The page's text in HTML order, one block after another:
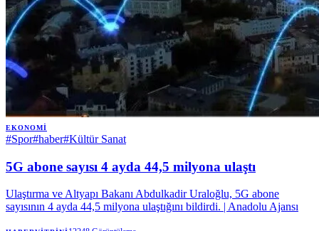
EKONOMI
#Spor#haber#Kültür Sanat
5G abone sayısı 4 ayda 44,5 milyona ulaştı
Ulaştırma ve Altyapı Bakanı Abdulkadir Uraloğlu, 5G abone
sayısının 4 ayda 44,5 milyona ulaştığını bildirdi. | Anadolu Ajansı